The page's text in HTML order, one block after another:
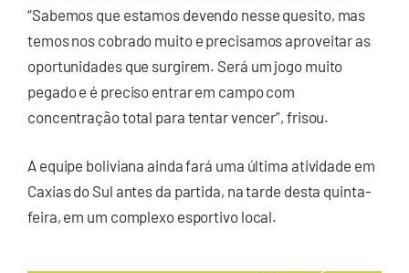
“Sabemos que estamos devendo nesse quesito, mas
temos nos cobrado muito e precisamos aproveitar as
oportunidades que surgirem. Será um jogo muito
pegado e é preciso entrar em campo com
concentração total para tentar vencer”, frisou.
A equipe boliviana ainda fará uma última atividade em
Caxias do Sul antes da partida, na tarde desta quinta-
feira, em um complexo esportivo local.